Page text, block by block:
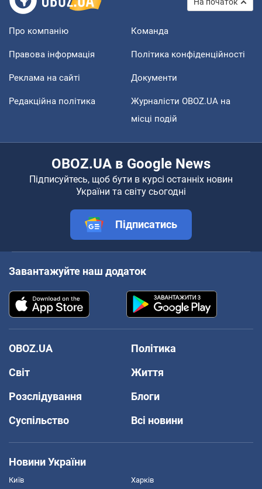
Про компанію Команда
Правова інформація Політика конфіденційності
Реклама на сайті Документи
Редакційна політика
Журналісти OBOZ.UA на
місці подій
OBOZ.UA в Google News
Підписуйтесь, щоб бути в курсі останніх новин
України та світу сьогодні
Підписатись
Завантажуйте наш додаток
OBOZ.UA
Політика
Світ
Життя
Розслідування
Блоги
Суспільство
Всі новини
Новини України
Київ Харків